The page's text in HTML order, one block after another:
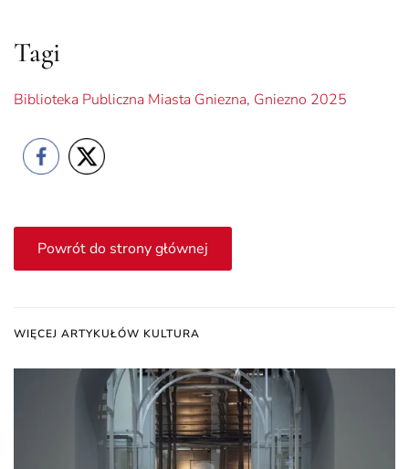
Tagi
Biblioteka Publiczna Miasta Gniezna, Gniezno 2025
Powrót do strony głównej
WIĘCEJ ARTYKUŁÓW KULTURA